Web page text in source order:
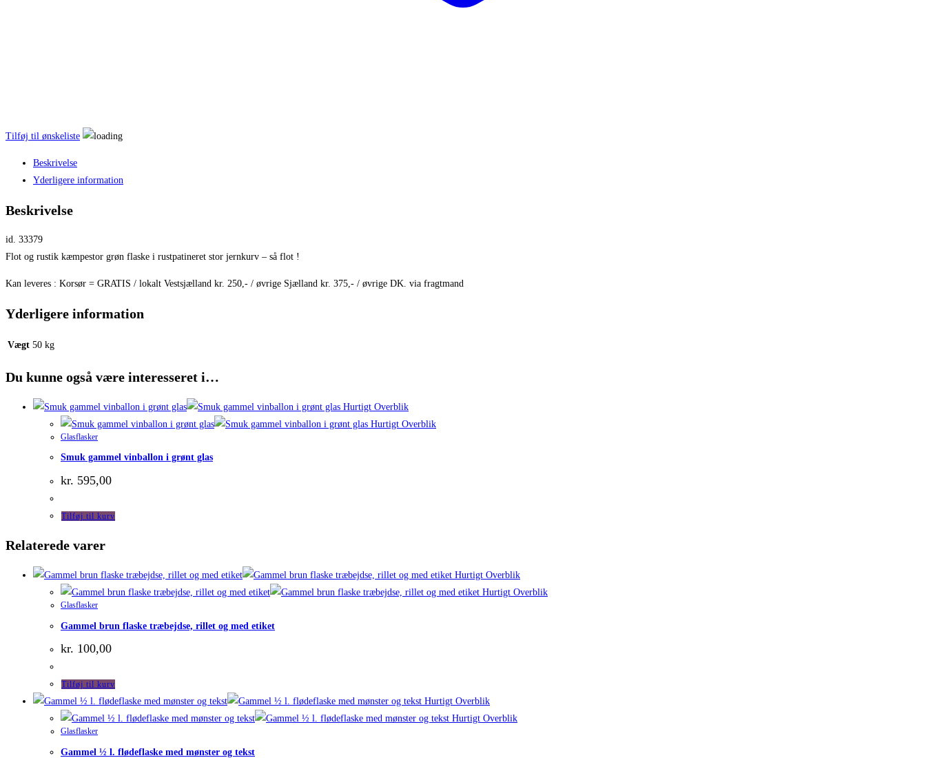
Tilføj til ønskeliste
Beskrivelse
Yderligere information
Beskrivelse
id. 33379
Flot og rustik kæmpestor grøn flaske i rustpatineret stor jernkurv – så flot !
Kan leveres : Korsør = GRATIS / lokalt Vestsjælland kr. 250,- / øvrige Sjælland kr. 375,- / øvrige DK. via fragtmand
Yderligere information
Vægt 50 kg
Du kunne også være interesseret i…
Hurtigt Overblik
Hurtigt Overblik
Glasflasker
Smuk gammel vinballon i grønt glas
kr. 595,00
Tilføj til kurv
Relaterede varer
Hurtigt Overblik
Hurtigt Overblik
Glasflasker
Gammel brun flaske træbejdse, rillet og med etiket
kr. 100,00
Tilføj til kurv
Hurtigt Overblik
Hurtigt Overblik
Glasflasker
Gammel ½ l. flødeflaske med mønster og tekst